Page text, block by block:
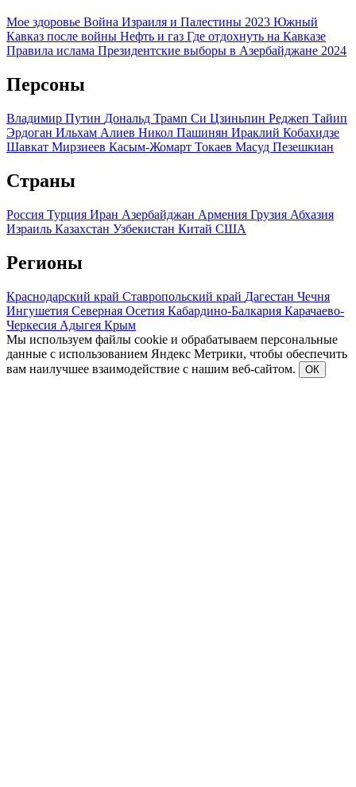
Мое здоровье Война Израиля и Палестины 2023 Южный
Кавказ после войны Нефть и газ Где отдохнуть на Кавказе
Правила ислама Президентские выборы в Азербайджане 2024
Персоны
Владимир Путин Дональд Трамп Си Цзиньпин Реджеп Тайип
Эрдоган Ильхам Алиев Никол Пашинян Ираклий Кобахидзе
Шавкат Мирзиеев Касым-Жомарт Токаев Масуд Пезешкиан
Страны
Россия Турция Иран Азербайджан Армения Грузия Абхазия
Израиль Казахстан Узбекистан Китай США
Регионы
Краснодарский край Ставропольский край Дагестан Чечня
Ингушетия Северная Осетия Кабардино-Балкария Карачаево-
Черкесия Адыгея Крым
Мы используем файлы cookie и обрабатываем персональные
данные с использованием Яндекс Метрики, чтобы обеспечить
вам наилучшее взаимодействие с нашим веб-сайтом.
ОК